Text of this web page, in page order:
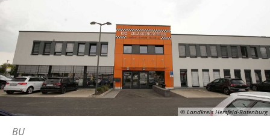
© Landkreis Hersfeld-Rotenburg
BU